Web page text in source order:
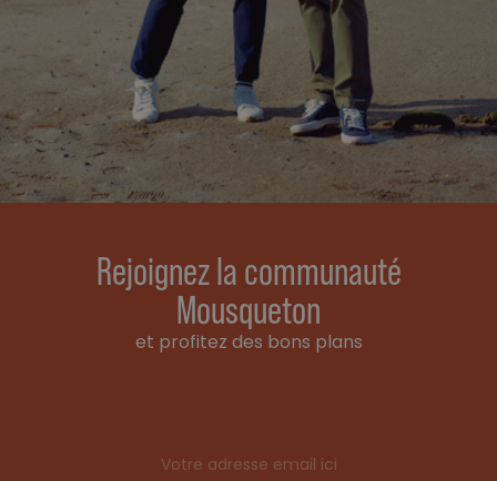
Rejoignez la communauté
Mousqueton
et profitez des bons plans